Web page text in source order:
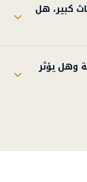
كبير، هل
وهل يؤثر